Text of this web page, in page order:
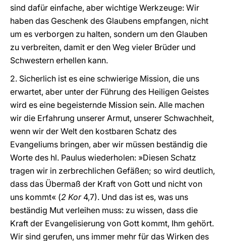
sind dafür einfache, aber wichtige Werkzeuge: Wir
haben das Geschenk des Glaubens empfangen, nicht
um es verborgen zu halten, sondern um den Glauben
zu verbreiten, damit er den Weg vieler Brüder und
Schwestern erhellen kann.
2. Sicherlich ist es eine schwierige Mission, die uns
erwartet, aber unter der Führung des Heiligen Geistes
wird es eine begeisternde Mission sein. Alle machen
wir die Erfahrung unserer Armut, unserer Schwachheit,
wenn wir der Welt den kostbaren Schatz des
Evangeliums bringen, aber wir müssen beständig die
Worte des hl. Paulus wiederholen: »Diesen Schatz
tragen wir in zerbrechlichen Gefäßen; so wird deutlich,
dass das Übermaß der Kraft von Gott und nicht von
uns kommt« (2 Kor 4,7). Und das ist es, was uns
beständig Mut verleihen muss: zu wissen, dass die
Kraft der Evangelisierung von Gott kommt, Ihm gehört.
Wir sind gerufen, uns immer mehr für das Wirken des